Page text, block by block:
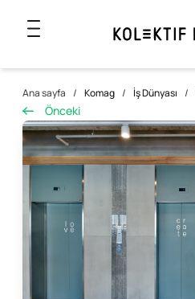
Ana sayfa / Komag / İş Dünyası /
Önceki